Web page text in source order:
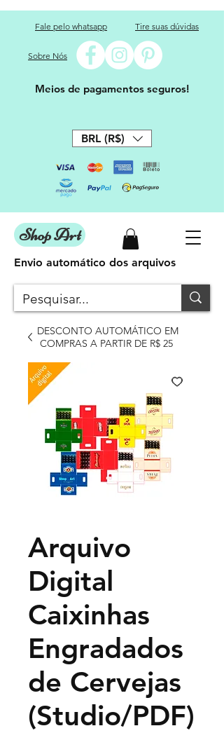
Fale pelo whatsapp Tire suas dúvidas
Sobre Nós
Meios de pagamentos seguros!
BRL (R$)
Shop Art
DESCONTO AUTOMÁTICO EM
COMPRAS A PARTIR DE R$ 25
Envio automático dos arquivos
Arquivo
Digital
Caixinhas
Engradados
de Cervejas
(Studio/PDF)